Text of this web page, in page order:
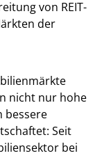
von REIT-
der
nicht nur hohe
bessere
Seit
bei